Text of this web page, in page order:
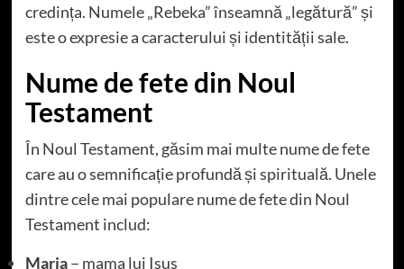
credința. Numele „Rebeka” înseamnă „legătură” și
este o expresie a caracterului și identității sale.
Nume de fete din Noul
Testament
În Noul Testament, găsim mai multe nume de fete
care au o semnificație profundă și spirituală. Unele
dintre cele mai populare nume de fete din Noul
Testament includ:
Maria– mama lui Isus